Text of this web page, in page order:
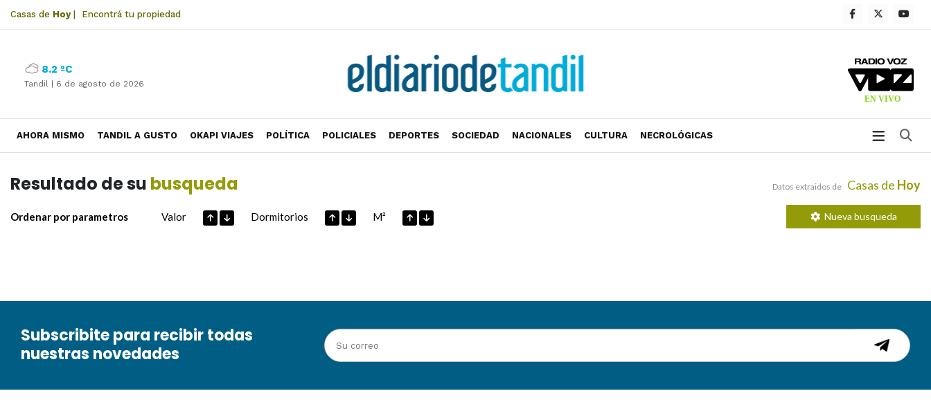
Casas de Hoy| Encontrá tu propiedad
8.2 ºC
Tandil | 6 de agosto de 2026
AHORA MISMO TANDIL A GUSTO OKAPI VIAJES POLÍTICA POLICIALES DEPORTES SOCIEDAD NACIONALES CULTURA NECROLÓGICAS
Resultado de su busqueda Datos extraidos de Casas de Hoy
Ordenar por parametros Valor Dormitorios M² Nueva busqueda
Subscribite para recibir todas
nuestras novedades